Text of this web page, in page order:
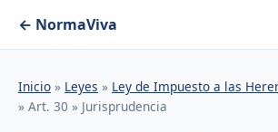
← NormaViva
Inicio » Leyes » Ley de Impuesto a las
» Art. 30 » Jurisprudencia